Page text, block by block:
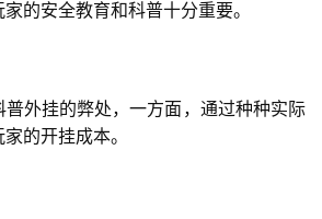
的安全教育和科普十分重要。
普外挂的弊处，一方面，通过种种实际
的开挂成本。